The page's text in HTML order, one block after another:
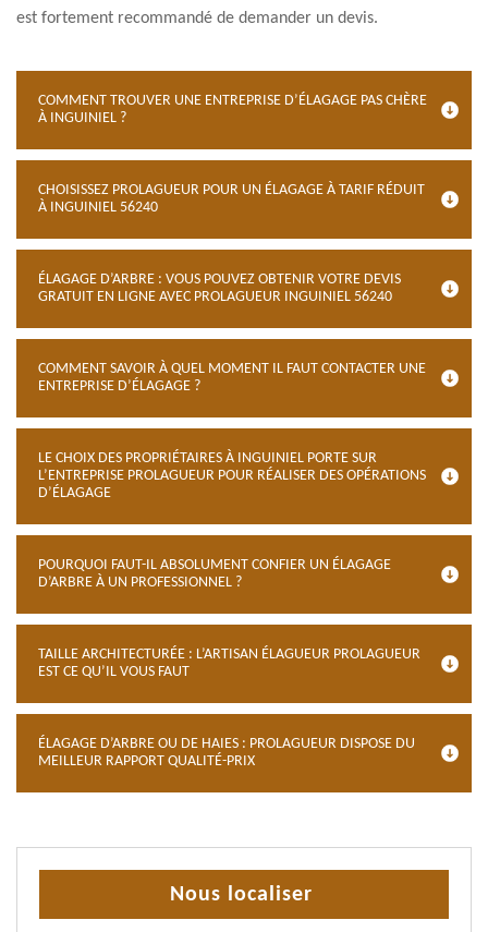
est fortement recommandé de demander un devis.
COMMENT TROUVER UNE ENTREPRISE D’ÉLAGAGE PAS CHÈRE
À INGUINIEL ?
CHOISISSEZ PROLAGUEUR POUR UN ÉLAGAGE À TARIF RÉDUIT
À INGUINIEL 56240
ÉLAGAGE D’ARBRE : VOUS POUVEZ OBTENIR VOTRE DEVIS
GRATUIT EN LIGNE AVEC PROLAGUEUR INGUINIEL 56240
COMMENT SAVOIR À QUEL MOMENT IL FAUT CONTACTER UNE
ENTREPRISE D’ÉLAGAGE ?
LE CHOIX DES PROPRIÉTAIRES À INGUINIEL PORTE SUR
L’ENTREPRISE PROLAGUEUR POUR RÉALISER DES OPÉRATIONS
D’ÉLAGAGE
POURQUOI FAUT-IL ABSOLUMENT CONFIER UN ÉLAGAGE
D’ARBRE À UN PROFESSIONNEL ?
TAILLE ARCHITECTURÉE : L’ARTISAN ÉLAGUEUR PROLAGUEUR
EST CE QU’IL VOUS FAUT
ÉLAGAGE D’ARBRE OU DE HAIES : PROLAGUEUR DISPOSE DU
MEILLEUR RAPPORT QUALITÉ-PRIX
Nous localiser